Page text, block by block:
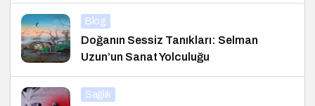
Blog
Doğanın Sessiz Tanıkları: Selman
Uzun’un Sanat Yolculuğu
Sağlık